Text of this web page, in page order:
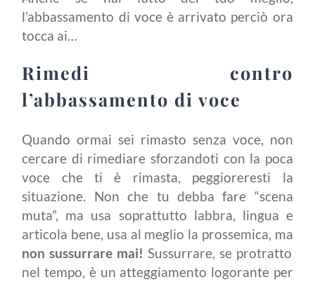
l’abbassamento di voce è arrivato perciò ora
tocca ai…
Rimedi contro
l’abbassamento di voce
Quando ormai sei rimasto senza voce, non
cercare di rimediare sforzandoti con la poca
voce che ti è rimasta, peggioreresti la
situazione. Non che tu debba fare “scena
muta”, ma usa soprattutto labbra, lingua e
articola bene, usa al meglio la prossemica, ma
non sussurrare mai! Sussurrare, se protratto
nel tempo, è un atteggiamento logorante per